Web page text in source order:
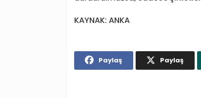
KAYNAK: ANKA
Paylaş Paylaş